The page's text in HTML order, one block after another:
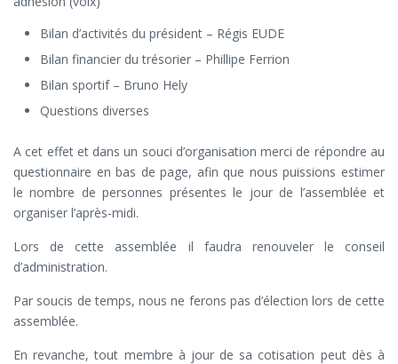
Bilan d’activités du président – Régis EUDE
Bilan financier du trésorier – Phillipe Ferrion
Bilan sportif – Bruno Hely
Questions diverses
A cet effet et dans un souci d’organisation merci de répondre au
questionnaire en bas de page, afin que nous puissions estimer
le nombre de personnes présentes le jour de l’assemblée et
organiser l’après-midi.
Lors de cette assemblée il faudra renouveler le conseil
d’administration.
Par soucis de temps, nous ne ferons pas d’élection lors de cette
assemblée.
En revanche, tout membre à jour de sa cotisation peut dès à